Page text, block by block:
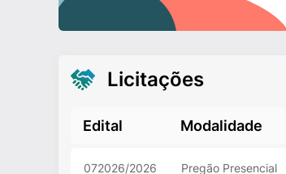
Licitações
Edital Modalidade
072026/2026 Pregão Presencial